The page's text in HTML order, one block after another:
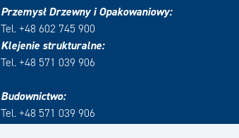
Przemysł Drzewny i Opakowaniowy:
Tel. +48 602 745 900
Klejenie strukturalne:
Tel. +48 571 039 906
Budownictwo:
Tel. +48 571 039 906